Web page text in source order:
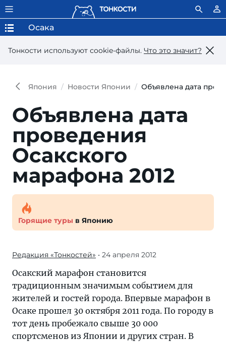
Тонкости используют сookie-файлы. Что это значит?
Осака
Япония Новости Японии Объявлена дата
Объявлена дата
проведения
Осакского
марафона 2012
Горящие туры в Японию
Редакция «Тонкостей» • 24 апреля 2012
Осакский марафон становится
традиционным значимым событием для
жителей и гостей города. Впервые марафон в
Осаке прошел 30 октября 2011 года. По городу в
тот день пробежало свыше 30 000
спортсменов из Японии и других стран. В